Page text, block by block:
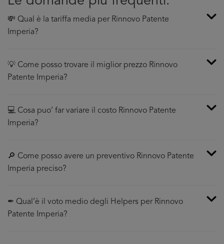
💸 Qual è la tariffa media per Rinnovo Patente
Imperia?
💡 Come posso trovare il miglior prezzo Rinnovo
Patente Imperia?
💻 Cosa puo’ far variare il costo Rinnovo Patente
Imperia?
🔎 Come posso avere un preventivo Rinnovo Patente
Imperia preciso?
✒ Qual’è il voto medio degli Helpers per Rinnovo
Patente Imperia?